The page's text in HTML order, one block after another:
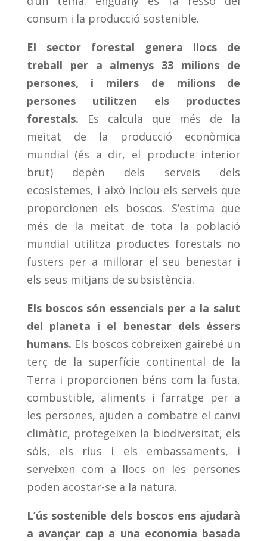
consum i la producció sostenible.
El sector forestal genera llocs de
treball per a almenys 33 milions de
persones, i milers de milions de
persones utilitzen els productes
forestals. Es calcula que més de la
meitat de la producció econòmica
mundial (és a dir, el producte interior
brut) depèn dels serveis dels
ecosistemes, i això inclou els serveis que
proporcionen els boscos. S’estima que
més de la meitat de tota la població
mundial utilitza productes forestals no
fusters per a millorar el seu benestar i
els seus mitjans de subsistència.
Els boscos són essencials per a la salut
del planeta i el benestar dels éssers
humans. Els boscos cobreixen gairebé un
terç de la superfície continental de la
Terra i proporcionen béns com la fusta,
combustible, aliments i farratge per a
les persones, ajuden a combatre el canvi
climàtic, protegeixen la biodiversitat, els
sòls, els rius i els embassaments, i
serveixen com a llocs on les persones
poden acostar-se a la natura.
L’ús sostenible dels boscos ens ajudarà
a avançar cap a una economia basada